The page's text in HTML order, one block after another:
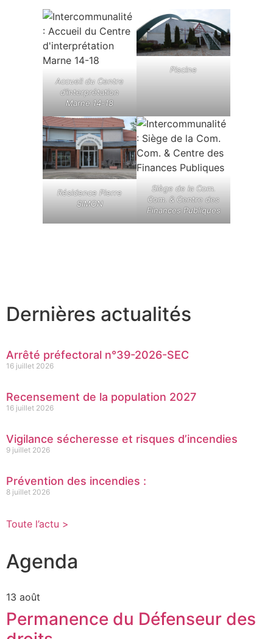
Accueil du Centre
d’interprétation
Marne 14-18
Piscine
Résidence Pierre
SIMON
Siège de la Com.
Com. & Centre des
Finances Publiques
Dernières actualités
Arrêté préfectoral n°39-2026-SEC
16 juillet 2026
Recensement de la population 2027
16 juillet 2026
Vigilance sécheresse et risques d’incendies
9 juillet 2026
Prévention des incendies :
8 juillet 2026
Toute l’actu >
Agenda
13 août
Permanence du Défenseur des